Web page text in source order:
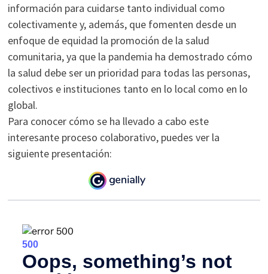
información para cuidarse tanto individual como
colectivamente y, además, que fomenten desde un
enfoque de equidad la promoción de la salud
comunitaria, ya que la pandemia ha demostrado cómo
la salud debe ser un prioridad para todas las personas,
colectivos e instituciones tanto en lo local como en lo
global.
Para conocer cómo se ha llevado a cabo este
interesante proceso colaborativo, puedes ver la
siguiente presentación: